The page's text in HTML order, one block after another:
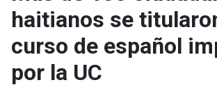
Facultades, escuelas e
institutos
Investigación
haitianos se
curso de español
por la UC